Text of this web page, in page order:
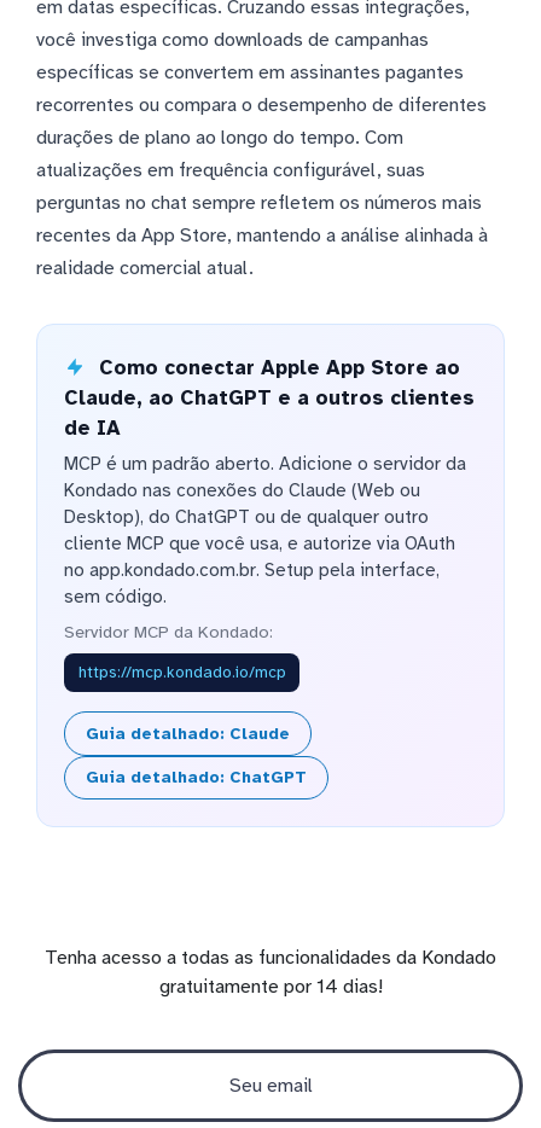
em datas específicas. Cruzando essas integrações,
você investiga como downloads de campanhas
específicas se convertem em assinantes pagantes
recorrentes ou compara o desempenho de diferentes
durações de plano ao longo do tempo. Com
atualizações em frequência configurável, suas
perguntas no chat sempre refletem os números mais
recentes da App Store, mantendo a análise alinhada à
realidade comercial atual.
Como conectar Apple App Store ao
Claude, ao ChatGPT e a outros clientes
de IA
MCP é um padrão aberto. Adicione o servidor da
Kondado nas conexões do Claude (Web ou
Desktop), do ChatGPT ou de qualquer outro
cliente MCP que você usa, e autorize via OAuth
no app.kondado.com.br. Setup pela interface,
sem código.
Servidor MCP da Kondado:
https://mcp.kondado.io/mcp
Guia detalhado: Claude
Guia detalhado: ChatGPT
Tenha acesso a todas as funcionalidades da Kondado
gratuitamente por 14 dias!